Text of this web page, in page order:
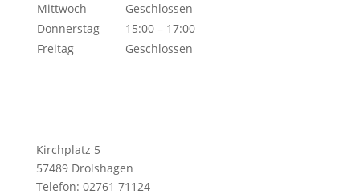
Mittwoch
Geschlossen
Donnerstag
15:00 – 17:00
Freitag
Geschlossen
Kirchplatz 5
57489 Drolshagen
Telefon: 02761 71124